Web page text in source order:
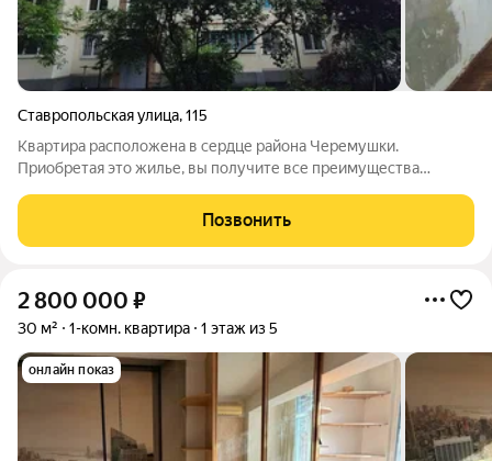
Ставропольская улица,115
Квартира расположена в сердце района Черемушки.
Приобретая это жилье, вы получите все преимущества
позволяют легко добраться в любую точку города как на
личном автомобиле, так и на общественном
Позвонить
2 800 000 ₽
30 м² 1-комн. квартира 1 этаж из 5
онлайн показ